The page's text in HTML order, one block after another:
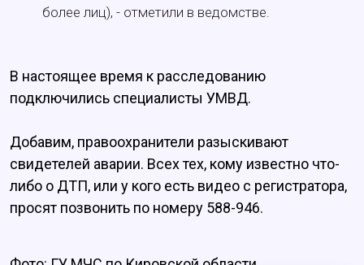
более лиц), - отметили в ведомстве.
В настоящее время к расследованию
подключились специалисты УМВД.
Добавим, правоохранители разыскивают
свидетелей аварии. Всех тех, кому известно что-
либо о ДТП, или у кого есть видео с регистратора,
просят позвонить по номеру 588-946.